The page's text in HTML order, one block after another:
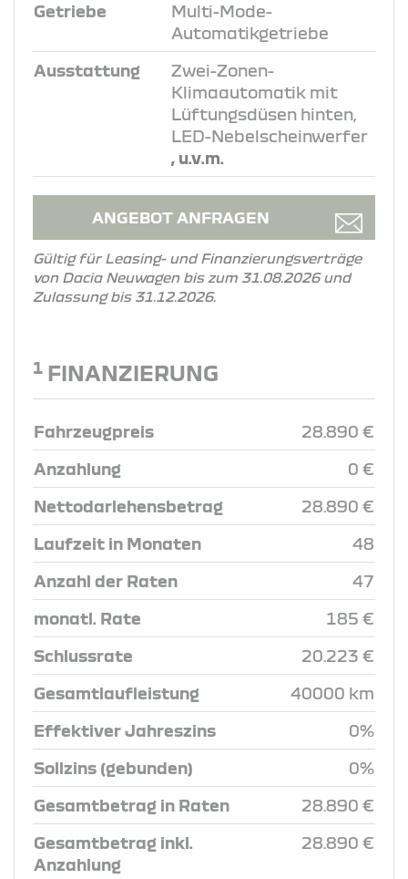
Getriebe
Multi-Mode-
Automatikgetriebe
Ausstattung
Zwei-Zonen-
Klimaautomatik mit
Lüftungsdüsen hinten,
LED-Nebelscheinwerfer
, u.v.m.
ANGEBOT ANFRAGEN
Gültig für Leasing- und Finanzierungsverträge
von Dacia Neuwagen bis zum 31.08.2026 und
Zulassung bis 31.12.2026.
1 FINANZIERUNG
Fahrzeugpreis 28.890 €
Anzahlung 0 €
Nettodarlehensbetrag 28.890 €
Laufzeit in Monaten 48
Anzahl der Raten 47
monatl. Rate 185 €
Schlussrate 20.223 €
Gesamtlaufleistung 40000 km
Effektiver Jahreszins 0%
Sollzins (gebunden) 0%
Gesamtbetrag in Raten 28.890 €
Gesamtbetrag inkl.
Anzahlung
28.890 €